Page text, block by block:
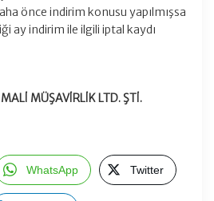
önce indirim konusu yapılmışsa
ay indirim ile ilgili iptal kaydı
MÜŞAVİRLİK LTD. ŞTİ.
WhatsApp Twitter